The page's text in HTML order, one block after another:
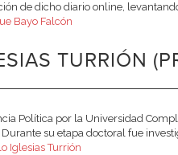
de dicho diario online,
Bayo Falcón
TURRIÓN
Política por la Universidad
su etapa doctoral fue
Iglesias Turrión